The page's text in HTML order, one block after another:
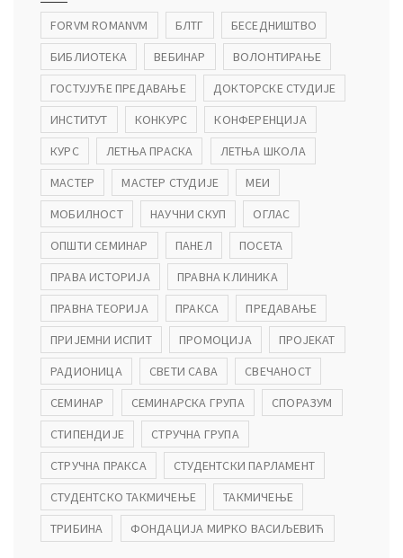
FORVM ROMANVM БЛТГ
БЕСЕДНИШТВО
БИБЛИОТЕКА
ВЕБИНАР
ВОЛОНТИРАЊЕ
ГОСТУЈУЋЕ ПРЕДАВАЊЕ
ДОКТОРСКЕ СТУДИЈЕ
ИНСТИТУТ
КОНКУРС
КОНФЕРЕНЦИЈА
КУРС
ЛЕТЊА ПРАСКА
ЛЕТЊА ШКОЛА
МАСТЕР
МАСТЕР СТУДИЈЕ
МЕИ
МОБИЛНОСТ
НАУЧНИ СКУП
ОГЛАС
ОПШТИ СЕМИНАР
ПАНЕЛ
ПОСЕТА
ПРАВА ИСТОРИЈА
ПРАВНА КЛИНИКА
ПРАВНА ТЕОРИЈА
ПРАКСА
ПРЕДАВАЊЕ
ПРИЈЕМНИ ИСПИТ
ПРОМОЦИЈА
ПРОЈЕКАТ
РАДИОНИЦА
СВЕТИ САВА
СВЕЧАНОСТ
СЕМИНАР
СЕМИНАРСКА ГРУПА
СПОРАЗУМ
СТИПЕНДИЈЕ
СТРУЧНА ГРУПА
СТРУЧНА ПРАКСА
СТУДЕНТСКИ ПАРЛАМЕНТ
СТУДЕНТСКО ТАКМИЧЕЊЕ
ТАКМИЧЕЊЕ
ТРИБИНА
ФОНДАЦИЈА МИРКО ВАСИЉЕВИЋ